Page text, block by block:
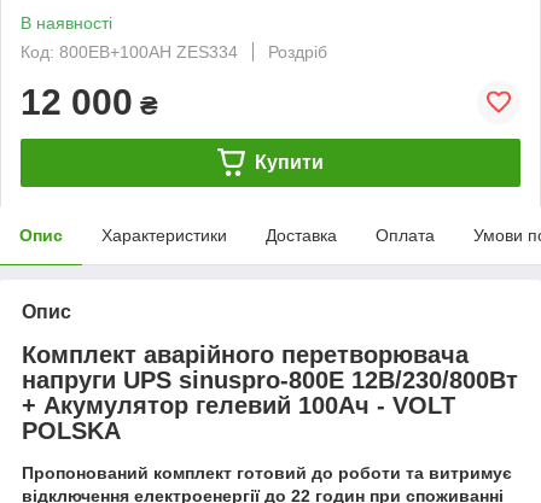
В наявності
Код: 800EB+100AH ZES334
Роздріб
12 000 ₴
Купити
Опис Характеристики Доставка Оплата Умови
Опис
Комплект аварійного перетворювача
напруги UPS sinuspro-800E 12В/230/800Вт
+ Акумулятор гелевий 100Ач - VOLT
POLSKA
Пропонований комплект готовий до роботи та витримує
відключення електроенергії до 22 годин при споживанні